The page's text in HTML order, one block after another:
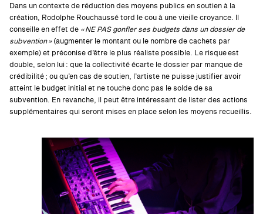
Dans un contexte de réduction des moyens publics en soutien à la
création, Rodolphe Rouchaussé tord le cou à une vieille croyance. Il
conseille en effet de « NE PAS gonfler ses budgets dans un dossier de
subvention »(augmenter le montant ou le nombre de cachets par
exemple) et préconise d’être le plus réaliste possible. Le risque est
double, selon lui : que la collectivité écarte le dossier par manque de
crédibilité ; ou qu’en cas de soutien, l’artiste ne puisse justifier avoir
atteint le budget initial et ne touche donc pas le solde de sa
subvention. En revanche, il peut être intéressant de lister des actions
supplémentaires qui seront mises en place selon les moyens recueillis.